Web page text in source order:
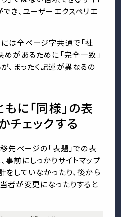
き、ユーザーエクスペリエ
は全ページ字共通で「社
めがあるために「完全一致」
、まったく記述が異なるの
に「同様」の表
チェックする
先ページの「表題」での表
事前にしっかりサイトマップ
をしていなかったり、後から
者が変更になったりすると